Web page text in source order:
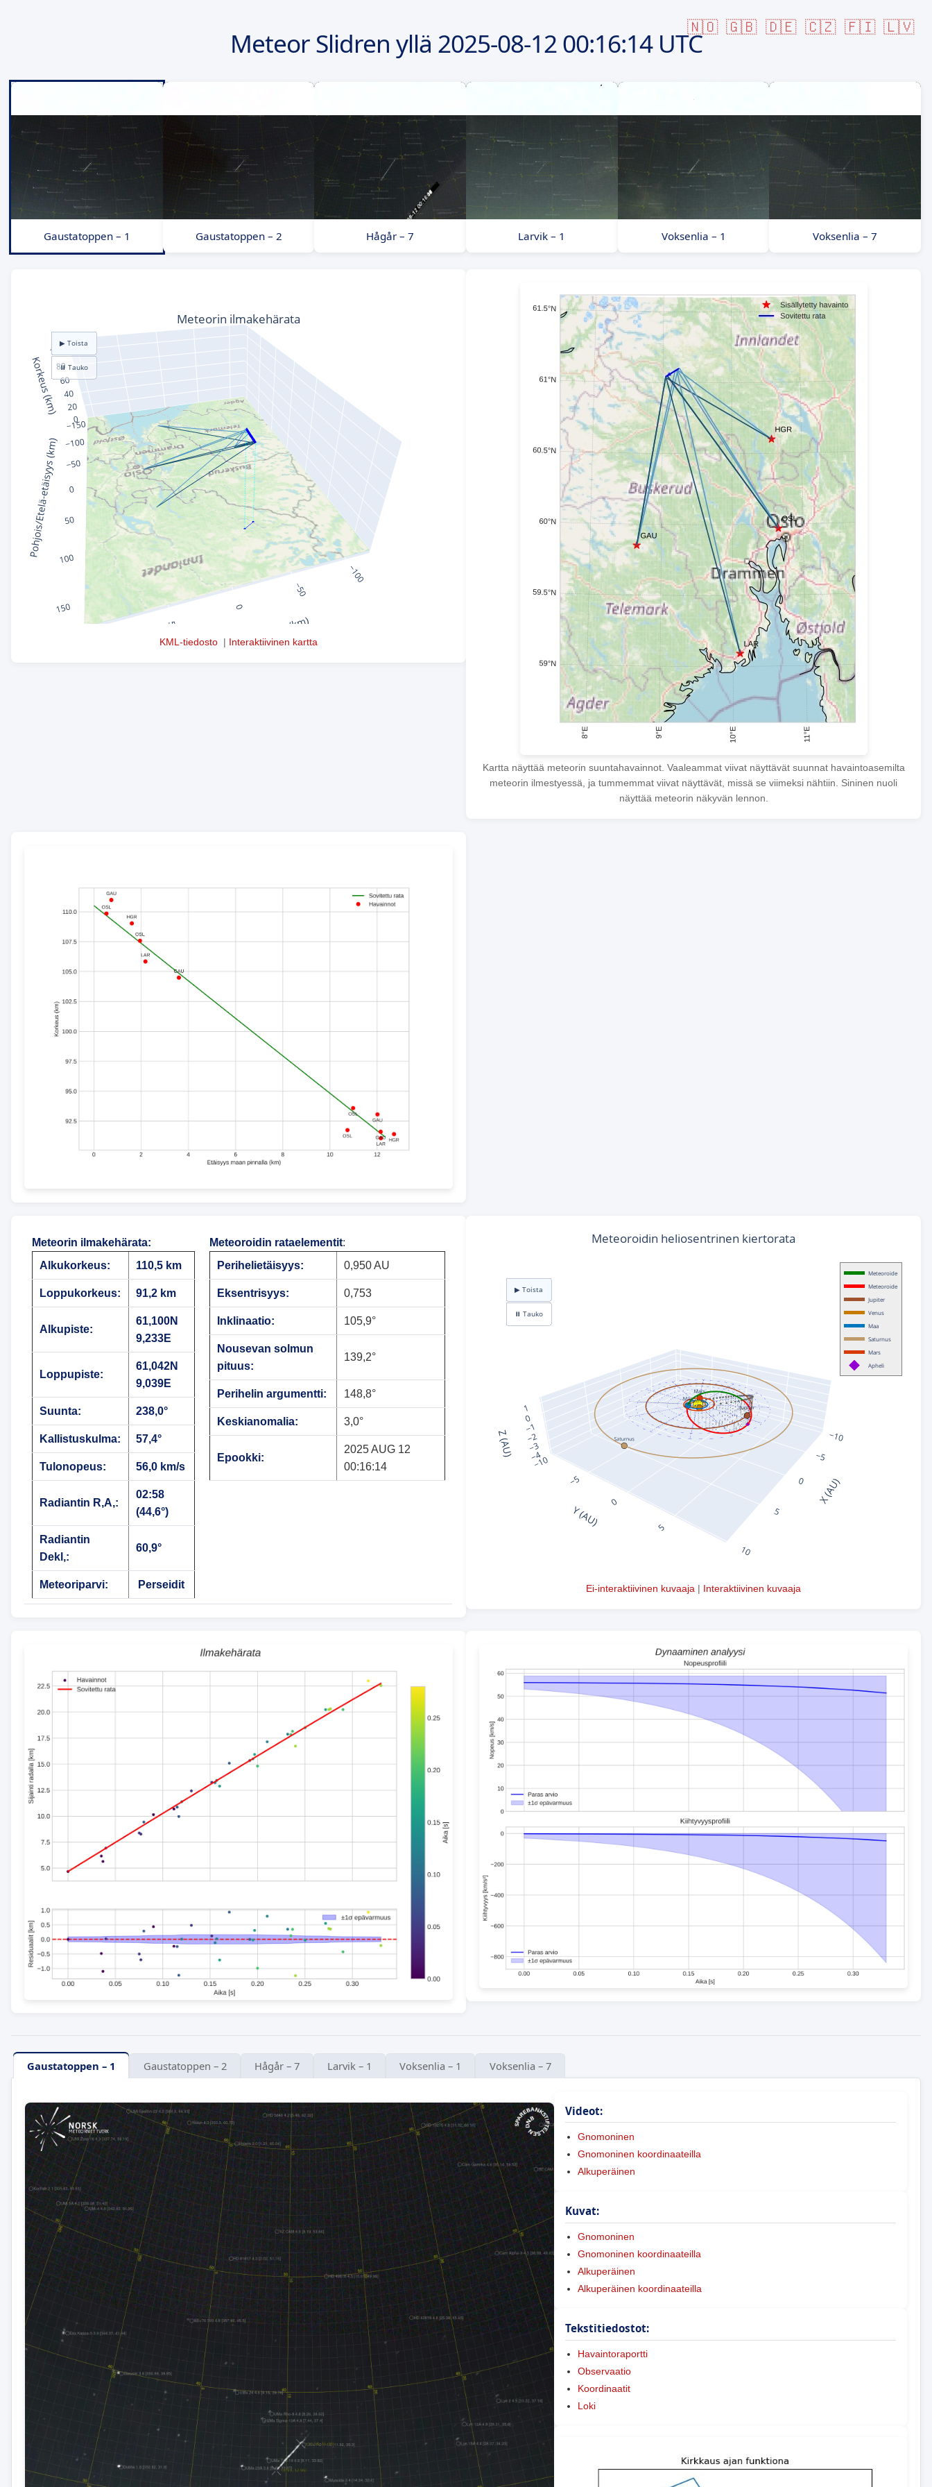
🇳🇴 🇬🇧 🇩🇪 🇨🇿 🇫🇮 🇱🇻
Meteor Slidren yllä 2025-08-1200:16:14 UTC
Gaustatoppen – 1 Gaustatoppen – 2 Hågår – 7 Larvik – 1 Voksenlia – 1 Voksenlia – 7
KML-tiedosto | Interaktiivinen kartta
Kartta näyttää meteorin suuntahavainnot. Vaaleammat viivat näyttävät suunnat havaintoasemilta
meteorin ilmestyessä, ja tummemmat viivat näyttävät, missä se viimeksi nähtiin. Sininen nuoli
näyttää meteorin näkyvän lennon.
Meteorin ilmakehärata:
Alkukorkeus:
110,5 km
Loppukorkeus: 91,2 km
Alkupiste:
61,100N
9,233E
Loppupiste:
61,042N
9,039E
Suunta: 238,0°
Kallistuskulma: 57,4°
Tulonopeus: 56,0 km/s
Radiantin R,A,:
02:58
(44,6°)
Radiantin
Dekl,:
60,9°
Meteoriparvi: Perseidit
Meteoroidin rataelementit:
Perihelietäisyys:
0,950 AU
Eksentrisyys: 0,753
Inklinaatio: 105,9°
Nousevan solmun
pituus:
139,2°
Perihelin argumentti: 148,8°
Keskianomalia: 3,0°
Epookki:
2025 AUG 12
00:16:14
Ei-interaktiivinen kuvaaja | Interaktiivinen kuvaaja
Gaustatoppen – 1 Gaustatoppen – 2 Hågår – 7 Larvik – 1 Voksenlia – 1 Voksenlia – 7
Videot:
Gnomoninen
Gnomoninen koordinaateilla
Alkuperäinen
Kuvat:
Gnomoninen
Gnomoninen koordinaateilla
Alkuperäinen
Alkuperäinen koordinaateilla
Tekstitiedostot:
Havaintoraportti
Observaatio
Koordinaatit
Loki